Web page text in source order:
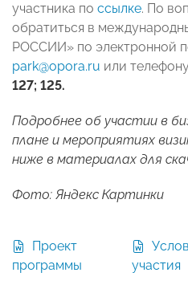
участника по ссылке. По
обратиться в
РОССИИ» по электронной
park@opora.ru или
127; 125.
Подробнее об участии в
плане и мероприятиях
ниже в материалах для
Фото: Яндекс Картинки
программы
Условия
участия